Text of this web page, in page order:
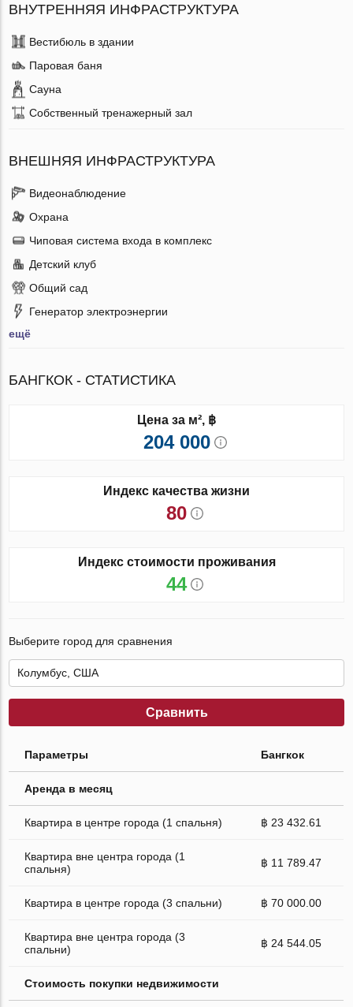
ВНУТРЕННЯЯ ИНФРАСТРУКТУРА
Вестибюль в здании
Паровая баня
Сауна
Собственный тренажерный зал
ВНЕШНЯЯ ИНФРАСТРУКТУРА
Видеонаблюдение
Охрана
Чиповая система входа в комплекс
Детский клуб
Общий сад
Генератор электроэнергии
ещё
БАНГКОК - СТАТИСТИКА
Цена за м², ฿
204 000
Индекс качества жизни
80
Индекс стоимости проживания
44
Выберите город для сравнения
Сравнить
Параметры Бангкок
Аренда в месяц
Квартира в центре города (1 спальня) ฿ 23 432.61
Квартира вне центра города (1
спальня)
฿ 11 789.47
Квартира в центре города (3 спальни) ฿ 70 000.00
Квартира вне центра города (3
спальни)
฿ 24 544.05
Стоимость покупки недвижимости